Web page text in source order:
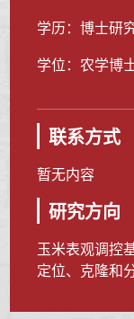
学历：博士研
学位：农学博
联系方式
暂无内容
研究方向
玉米表观调控
定位、克隆和